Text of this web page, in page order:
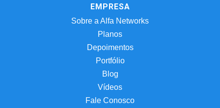
EMPRESA
Sobre a Alfa Networks
Planos
Depoimentos
Portfólio
Blog
Vídeos
Fale Conosco